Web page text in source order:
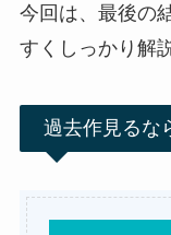
今回は、最後の
すくしっかり解
過去作見るな